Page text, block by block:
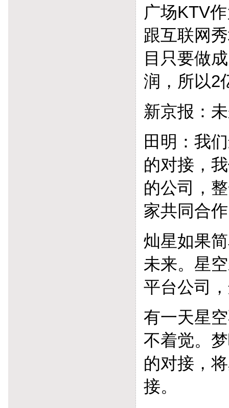
广场KTV
跟互联网
目只要做
润，所以2
新京报：
田明：我
的对接，
的公司，
家共同合
灿星如果
未来。星
平台公司
有一天星
不着觉。
的对接，
接。